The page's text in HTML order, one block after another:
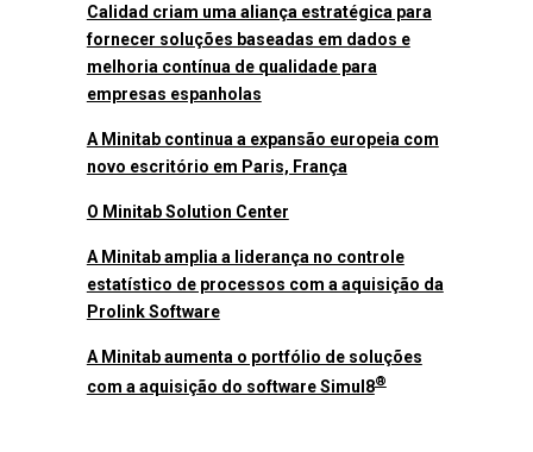
Calidad criam uma aliança estratégica para
fornecer soluções baseadas em dados e
melhoria contínua de qualidade para
empresas espanholas
A Minitab continua a expansão europeia com
novo escritório em Paris, França
O Minitab Solution Center
A Minitab amplia a liderança no controle
estatístico de processos com a aquisição da
Prolink Software
A Minitab aumenta o portfólio de soluções
com a aquisição do software Simul8®